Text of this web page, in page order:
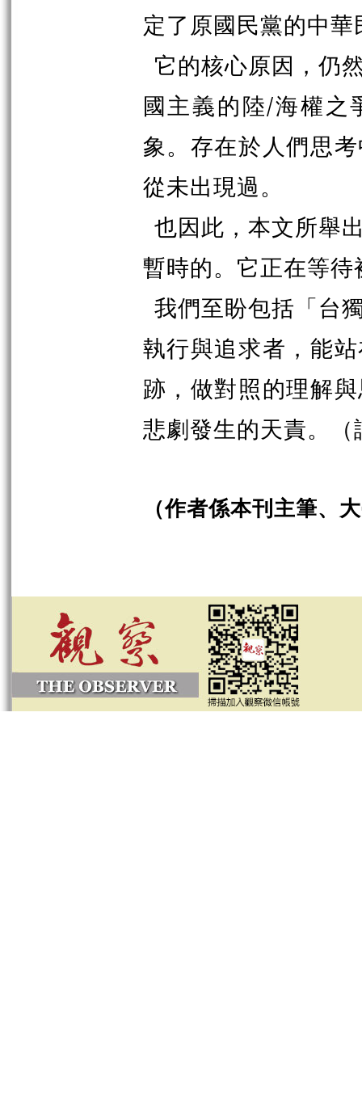
定了原國民黨的中華
它的核心原因，仍
國主義的陸/海權之
象。存在於人們思
從未出現過。
也因此，本文所舉
暫時的。它正在等
我們至盼包括「台
執行與追求者，能
跡，做對照的理解
悲劇發生的天責。
（
（作者係本刊主筆、